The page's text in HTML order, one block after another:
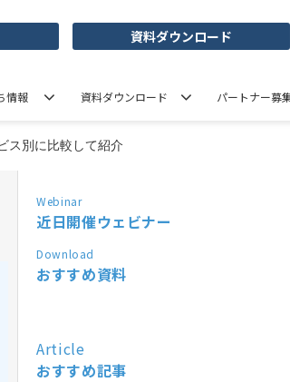
資料ダウンロード
情報 資料ダウンロード パートナー募
ス別に比較して紹介
Webinar
近日開催ウェビナー
Download
おすすめ資料
Article
おすすめ記事